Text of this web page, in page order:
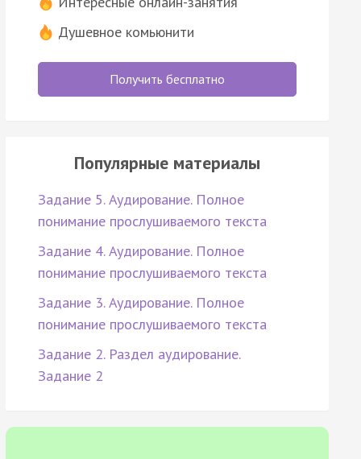
Душевное комьюнити
Получить бесплатно
Популярные материалы
Задание 5. Аудирование. Полное
понимание прослушиваемого текста
Задание 4. Аудирование. Полное
понимание прослушиваемого текста
Задание 3. Аудирование. Полное
понимание прослушиваемого текста
Задание 2. Раздел аудирование.
Задание 2